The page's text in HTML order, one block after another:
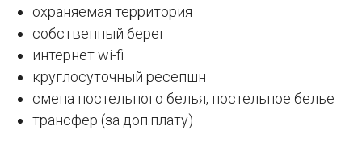
охраняемая территория
собственный берег
интернет wi-fi
круглосуточный ресепшн
смена постельного белья, постельное белье
трансфер (за доп.плату)